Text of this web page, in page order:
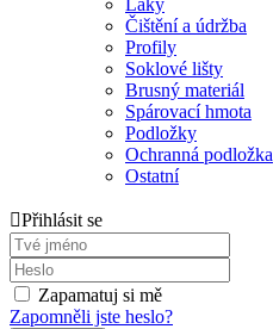
Laky
Čištění a údržba
Profily
Soklové lišty
Brusný materiál
Spárovací hmota
Podložky
Ochranná podložka
Ostatní
Přihlásit se
Zapamatuj si mě
Zapomněli jste heslo?